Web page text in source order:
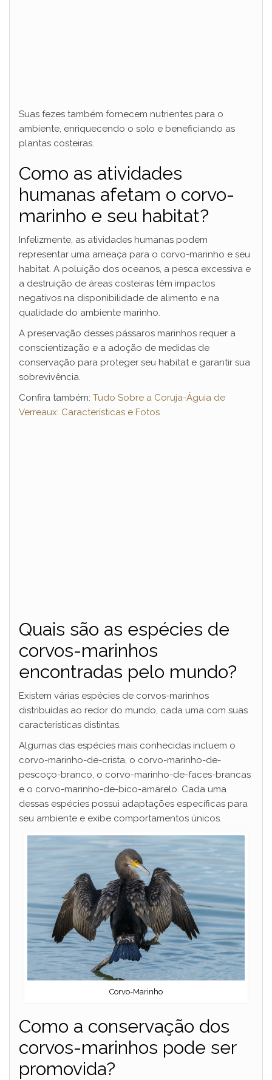
Suas fezes também fornecem nutrientes para o
ambiente, enriquecendo o solo e beneficiando as
plantas costeiras.
Como as atividades
humanas afetam o corvo-
marinho e seu habitat?
Infelizmente, as atividades humanas podem
representar uma ameaça para o corvo-marinho e seu
habitat. A poluição dos oceanos, a pesca excessiva e
a destruição de áreas costeiras têm impactos
negativos na disponibilidade de alimento e na
qualidade do ambiente marinho.
A preservação desses pássaros marinhos requer a
conscientização e a adoção de medidas de
conservação para proteger seu habitat e garantir sua
sobrevivência.
Confira também: Tudo Sobre a Coruja-Águia de
Verreaux: Características e Fotos
Quais são as espécies de
corvos-marinhos
encontradas pelo mundo?
Existem várias espécies de corvos-marinhos
distribuídas ao redor do mundo, cada uma com suas
características distintas.
Algumas das espécies mais conhecidas incluem o
corvo-marinho-de-crista, o corvo-marinho-de-
pescoço-branco, o corvo-marinho-de-faces-brancas
e o corvo-marinho-de-bico-amarelo. Cada uma
dessas espécies possui adaptações específicas para
seu ambiente e exibe comportamentos únicos.
Corvo-Marinho
Como a conservação dos
corvos-marinhos pode ser
promovida?